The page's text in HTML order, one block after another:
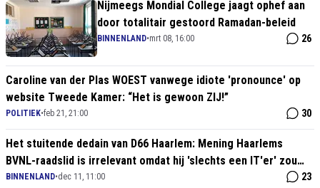
Nijmeegs Mondial College jaagt ophef aan
door totalitair gestoord Ramadan-beleid
BINNENLAND•mrt 08, 16:00 26
Caroline van der Plas WOEST vanwege idiote 'pronounce' op
website Tweede Kamer: “Het is gewoon ZIJ!”
POLITIEK•feb 21, 21:00 30
Het stuitende dedain van D66 Haarlem: Mening Haarlems
BVNL-raadslid is irrelevant omdat hij 'slechts een IT'er' zou
zijn
BINNENLAND•dec 11, 11:00 23